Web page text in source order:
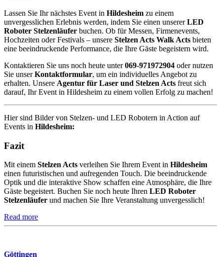
Lassen Sie Ihr nächstes Event in Hildesheim zu einem
unvergesslichen Erlebnis werden, indem Sie einen unsererLED
Roboter Stelzenläufer buchen. Ob für Messen, Firmenevents,
Hochzeiten oder Festivals – unsere Stelzen Acts Walk Acts bieten
eine beeindruckende Performance, die Ihre Gäste begeistern wird.
Kontaktieren Sie uns noch heute unter069-971972904 oder nutzen
Sie unserKontaktformular, um ein individuelles Angebot zu
erhalten. Unsere Agentur für Laser und Stelzen Acts freut sich
darauf, Ihr Event in Hildesheim zu einem vollen Erfolg zu machen!
Hier sind Bilder von Stelzen- und LED Robotern in Action auf
Events in Hildesheim:
Fazit
Mit einem Stelzen Acts verleihen Sie Ihrem Event in Hildesheim
einen futuristischen und aufregenden Touch. Die beeindruckende
Optik und die interaktive Show schaffen eine Atmosphäre, die Ihre
Gäste begeistert. Buchen Sie noch heute Ihren LED Roboter
Stelzenläufer und machen Sie Ihre Veranstaltung unvergesslich!
Read more
Göttingen